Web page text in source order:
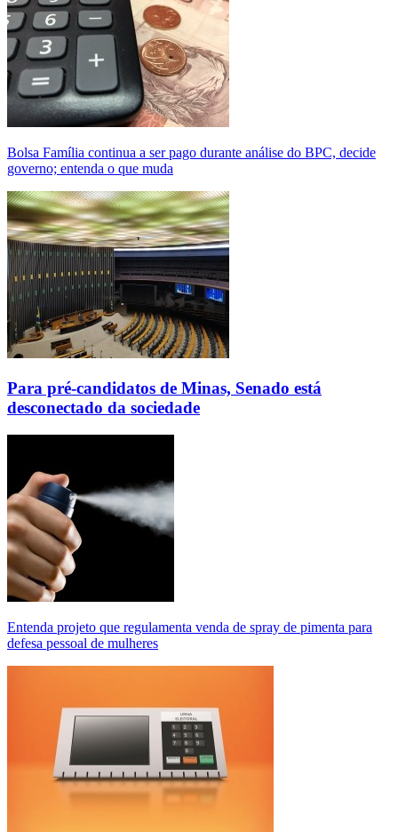
Bolsa Família continua a ser pago durante análise do BPC, decide
governo; entenda o que muda
Para pré-candidatos de Minas, Senado está
desconectado da sociedade
Entenda projeto que regulamenta venda de spray de pimenta para
defesa pessoal de mulheres